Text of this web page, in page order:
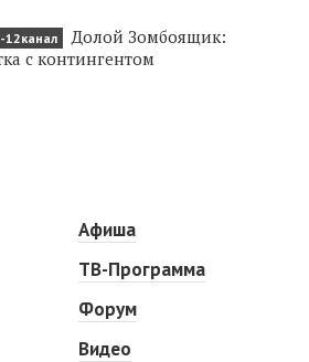
Долой Зомбоящик:
с контингентом
Афиша
ТВ-Программа
Форум
Видео